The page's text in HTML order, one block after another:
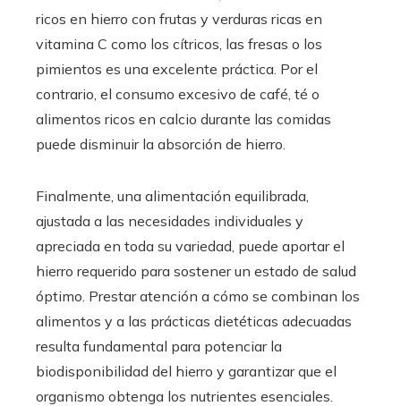
ricos en hierro con frutas y verduras ricas en
vitamina C como los cítricos, las fresas o los
pimientos es una excelente práctica. Por el
contrario, el consumo excesivo de café, té o
alimentos ricos en calcio durante las comidas
puede disminuir la absorción de hierro.
Finalmente, una alimentación equilibrada,
ajustada a las necesidades individuales y
apreciada en toda su variedad, puede aportar el
hierro requerido para sostener un estado de salud
óptimo. Prestar atención a cómo se combinan los
alimentos y a las prácticas dietéticas adecuadas
resulta fundamental para potenciar la
biodisponibilidad del hierro y garantizar que el
organismo obtenga los nutrientes esenciales.